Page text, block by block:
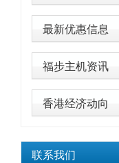
最新优惠信息
福步主机资讯
香港经济动向
联系我们